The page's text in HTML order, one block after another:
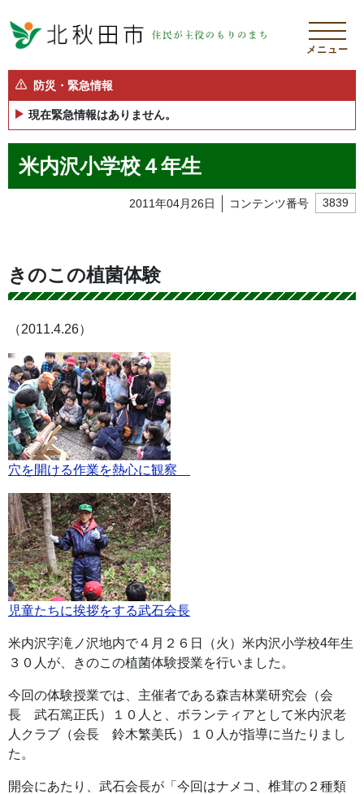
メニュー
防災・緊急情報
現在緊急情報はありません。
米内沢小学校４年生
2011年04月26日 コンテンツ番号 3839
きのこの植菌体験
（2011.4.26）
穴を開ける作業を熱心に観察
児童たちに挨拶をする武石会長
米内沢字滝ノ沢地内で４月２６日（火）米内沢小学校4年生
３０人が、きのこの植菌体験授業を行いました。
今回の体験授業では、主催者である森吉林業研究会（会
長 武石篤正氏）１０人と、ボランティアとして米内沢老
人クラブ（会長 鈴木繁美氏）１０人が指導に当たりまし
た。
開会にあたり、武石会長が「今回はナメコ、椎茸の２種類